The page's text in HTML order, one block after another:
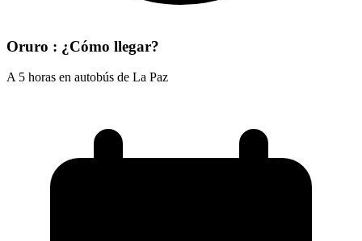
Oruro : ¿Cómo llegar?
A 5 horas en autobús de La Paz